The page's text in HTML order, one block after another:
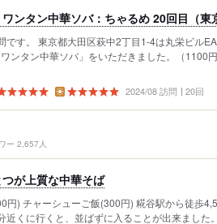
ンタン中華ソバ：ちゃるめ 20回目（東
です。 東京都大田区萩中2丁目1-4は丸栄ビル
ンタン中華ソバ」をいただきました。（
2024/08 訪問 20回
ー 2,657人
が上質な中華そば
円) チャーシューご飯(300円) 糀谷駅から徒歩
近くに行くと、並ばずに入ることが出来ました